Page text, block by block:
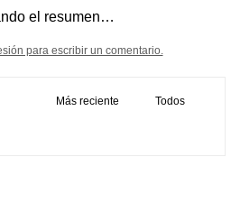
el resumen…
para escribir un comentario.
Más reciente Todos